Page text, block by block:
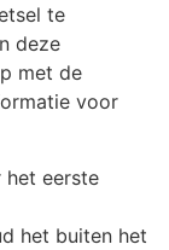
te
deze
met de
voor
eerste
het buiten het